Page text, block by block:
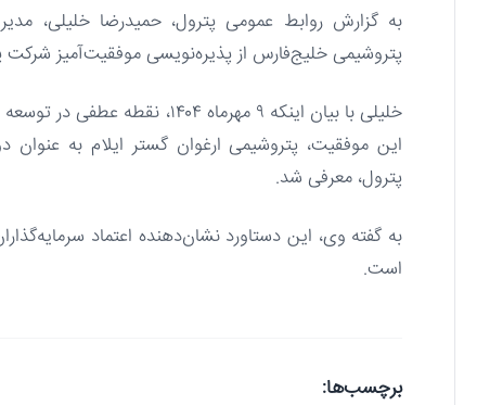
به گزارش روابط عمومی پترول، حمیدرضا خلیلی،
پتروشیمی خلیج‌فارس از پذیره‌نویسی موفقیت‌آمیز شرکت
خلیلی با بیان اینکه ۹ مهرماه
این موفقیت، پتروشیمی ارغوان گستر ایلام به
پترول، معرفی شد.
به گفته وی، این دستاورد نشان‌دهنده اعتماد
است.
برچسب‌ها: